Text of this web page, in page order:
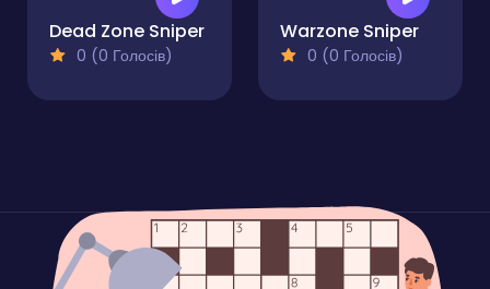
Dead Zone Sniper
0 (0 Голосів)
Warzone Sniper
0 (0 Голосів)